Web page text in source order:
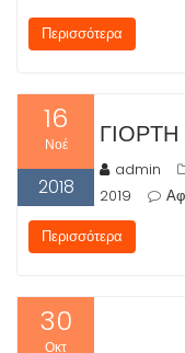
Περισσότερα
16
Νοέ
2018
admin
2019
Περισσότερα
30
Οκτ